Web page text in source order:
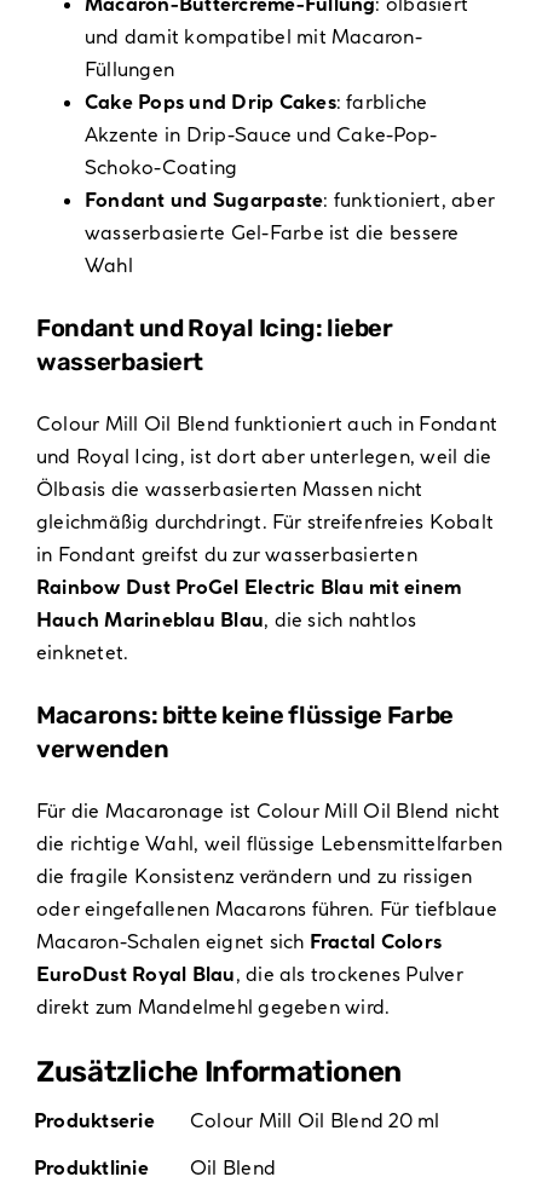
und damit kompatibel mit Macaron-
Füllungen
Cake Pops und Drip Cakes: farbliche
Akzente in Drip-Sauce und Cake-Pop-
Schoko-Coating
Fondant und Sugarpaste: funktioniert, aber
wasserbasierte Gel-Farbe ist die bessere
Wahl
Fondant und Royal Icing: lieber
wasserbasiert
Colour Mill Oil Blend funktioniert auch in Fondant
und Royal Icing, ist dort aber unterlegen, weil die
Ölbasis die wasserbasierten Massen nicht
gleichmäßig durchdringt. Für streifenfreies Kobalt
in Fondant greifst du zur wasserbasierten
Rainbow Dust ProGel Electric Blau mit einem
Hauch Marineblau Blau, die sich nahtlos
einknetet.
Macarons: bitte keine flüssige Farbe
verwenden
Für die Macaronage ist Colour Mill Oil Blend nicht
die richtige Wahl, weil flüssige Lebensmittelfarben
die fragile Konsistenz verändern und zu rissigen
oder eingefallenen Macarons führen. Für tiefblaue
Macaron-Schalen eignet sich Fractal Colors
EuroDust Royal Blau, die als trockenes Pulver
direkt zum Mandelmehl gegeben wird.
Zusätzliche Informationen
Produktserie
Colour Mill Oil Blend 20 ml
Produktlinie
Oil Blend